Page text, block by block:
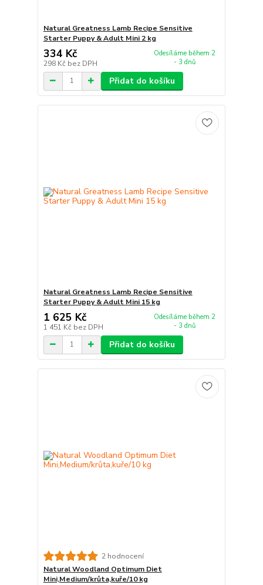
Natural Greatness Lamb Recipe Sensitive
Starter Puppy & Adult Mini 2 kg
334 Kč
298 Kč bez DPH
Odesíláme během 2
- 3 dnů
Přidat do košíku
Natural Greatness Lamb Recipe Sensitive
Starter Puppy & Adult Mini 15 kg
1 625 Kč
1 451 Kč bez DPH
Odesíláme během 2
- 3 dnů
Přidat do košíku
2 hodnocení
Natural Woodland Optimum Diet
Mini,Medium/krůta,kuře/10 kg